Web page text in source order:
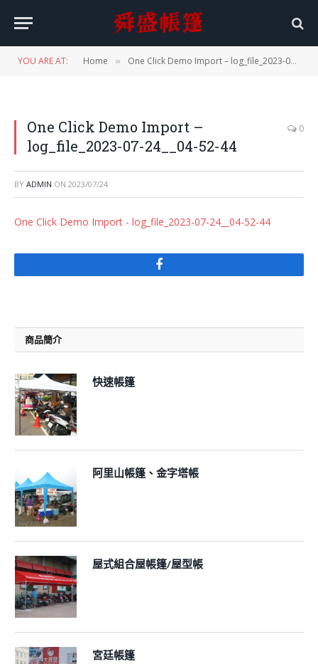
YOU ARE AT: Home » One Click Demo Import – log_file_2023-07-24__04-52-44
One Click Demo Import –
log_file_2023-07-24__04-52-44
0
BY ADMIN ON 2023/07/24
One Click Demo Import - log_file_2023-07-24__04-52-44
Facebook
商品簡介
快速帳篷
阿里山帳篷、金字塔帳
屋式組合屋帳篷/屋型帳
宮廷帳篷